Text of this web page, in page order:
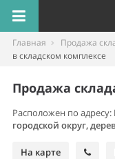
Главная Продажа
в складском комплексе
Продажа
Расположен по адресу:
городской округ,
На карте